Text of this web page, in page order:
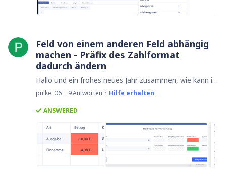
Feld von einem anderen Feld abhängig
machen - Präfix des Zahlformat
dadurch ändern
Hallo und ein frohes neues Jahr zusammen, wie kann ich das Daten-Feld "Zahlen" dazu bringen, eine Änderung des Betrages vorzunehmen, wenn in einem anderen Feld eine von 2 möglichen Inhalte gewählt…
pulke. 06 9Antworten Hilfe erhalten
ANSWERED